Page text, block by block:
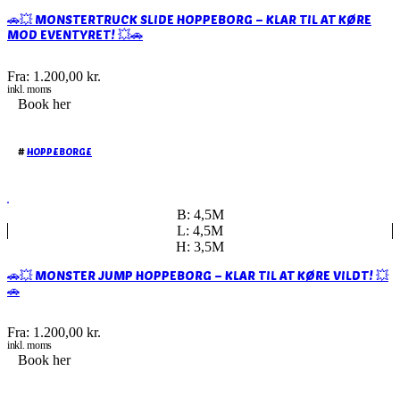
🚗💥 MONSTERTRUCK SLIDE HOPPEBORG – KLAR TIL AT KØRE
MOD EVENTYRET! 💥🚗
Fra: 1.200,00 kr.
inkl. moms
Book her
#HOPPEBORGE
B: 4,5M
L: 4,5M
H: 3,5M
🚗💥 MONSTER JUMP HOPPEBORG – KLAR TIL AT KØRE VILDT! 💥
🚗
Fra: 1.200,00 kr.
inkl. moms
Book her